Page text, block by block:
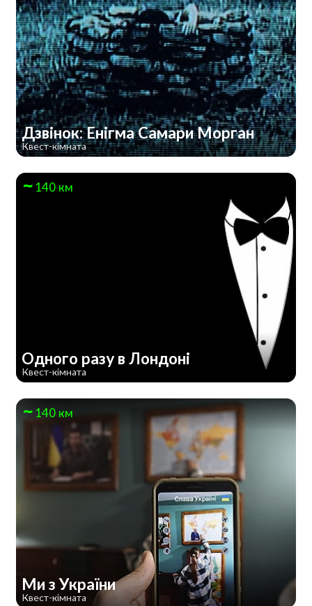
Дзвінок: Енігма Самари Морган
Квест-кімната
140 км
Одного разу в Лондоні
Квест-кімната
140 км
Ми з України
Квест-кімната